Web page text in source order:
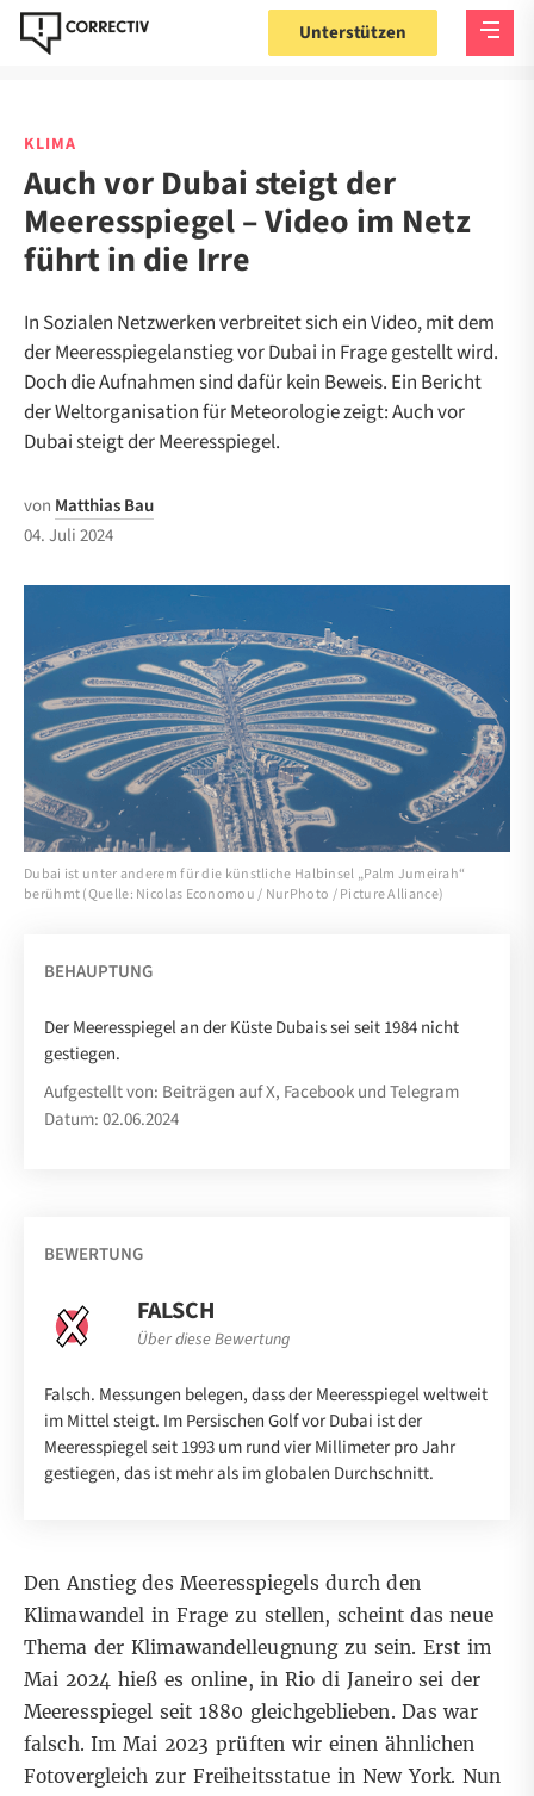
Unterstützen
KLIMA
Auch vor Dubai steigt der
Meeresspiegel – Video im Netz
führt in die Irre
In Sozialen Netzwerken verbreitet sich ein Video, mit dem
der Meeresspiegelanstieg vor Dubai in Frage gestellt wird.
Doch die Aufnahmen sind dafür kein Beweis. Ein Bericht
der Weltorganisation für Meteorologie zeigt: Auch vor
Dubai steigt der Meeresspiegel.
von Matthias Bau
04. Juli 2024
Dubai ist unter anderem für die künstliche Halbinsel „Palm Jumeirah“
berühmt (Quelle: Nicolas Economou / NurPhoto / Picture Alliance)
BEHAUPTUNG
Der Meeresspiegel an der Küste Dubais sei seit 1984 nicht
gestiegen.
Aufgestellt von: Beiträgen auf X, Facebook und Telegram
Datum: 02.06.2024
BEWERTUNG
FALSCH
Über diese Bewertung
Falsch. Messungen belegen, dass der Meeresspiegel weltweit
im Mittel steigt. Im Persischen Golf vor Dubai ist der
Meeresspiegel seit 1993 um rund vier Millimeter pro Jahr
gestiegen, das ist mehr als im globalen Durchschnitt.
Den Anstieg des Meeresspiegels durch den
Klimawandel in Frage zu stellen, scheint das neue
Thema der Klimawandelleugnung zu sein. Erst im
Mai 2024 hieß es online,in Rio di Janeiro sei der
Meeresspiegel seit 1880 gleichgeblieben. Das war
falsch. Im Mai 2023 prüften wir einen ähnlichen
Fotovergleich zur Freiheitsstatue in New York. Nun